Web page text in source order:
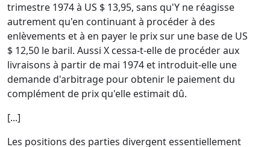
trimestre 1974 à US $ 13,95, sans qu'Y ne réagisse
autrement qu'en continuant à procéder à des
enlèvements et à en payer le prix sur une base de US
$ 12,50 le baril. Aussi X cessa-t-elle de procéder aux
livraisons à partir de mai 1974 et introduit-elle une
demande d'arbitrage pour obtenir le paiement du
complément de prix qu'elle estimait dû.
[...]
Les positions des parties divergent essentiellement